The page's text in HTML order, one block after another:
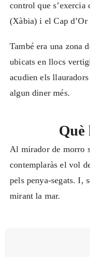
control que s’exercia
(Xàbia) i el Cap
També era una zona
ubicats en llocs
acudien els
algun diner més.
Què
Al mirador de morro
contemplaràs el vol
pels penya-segats. I,
mirant la mar.